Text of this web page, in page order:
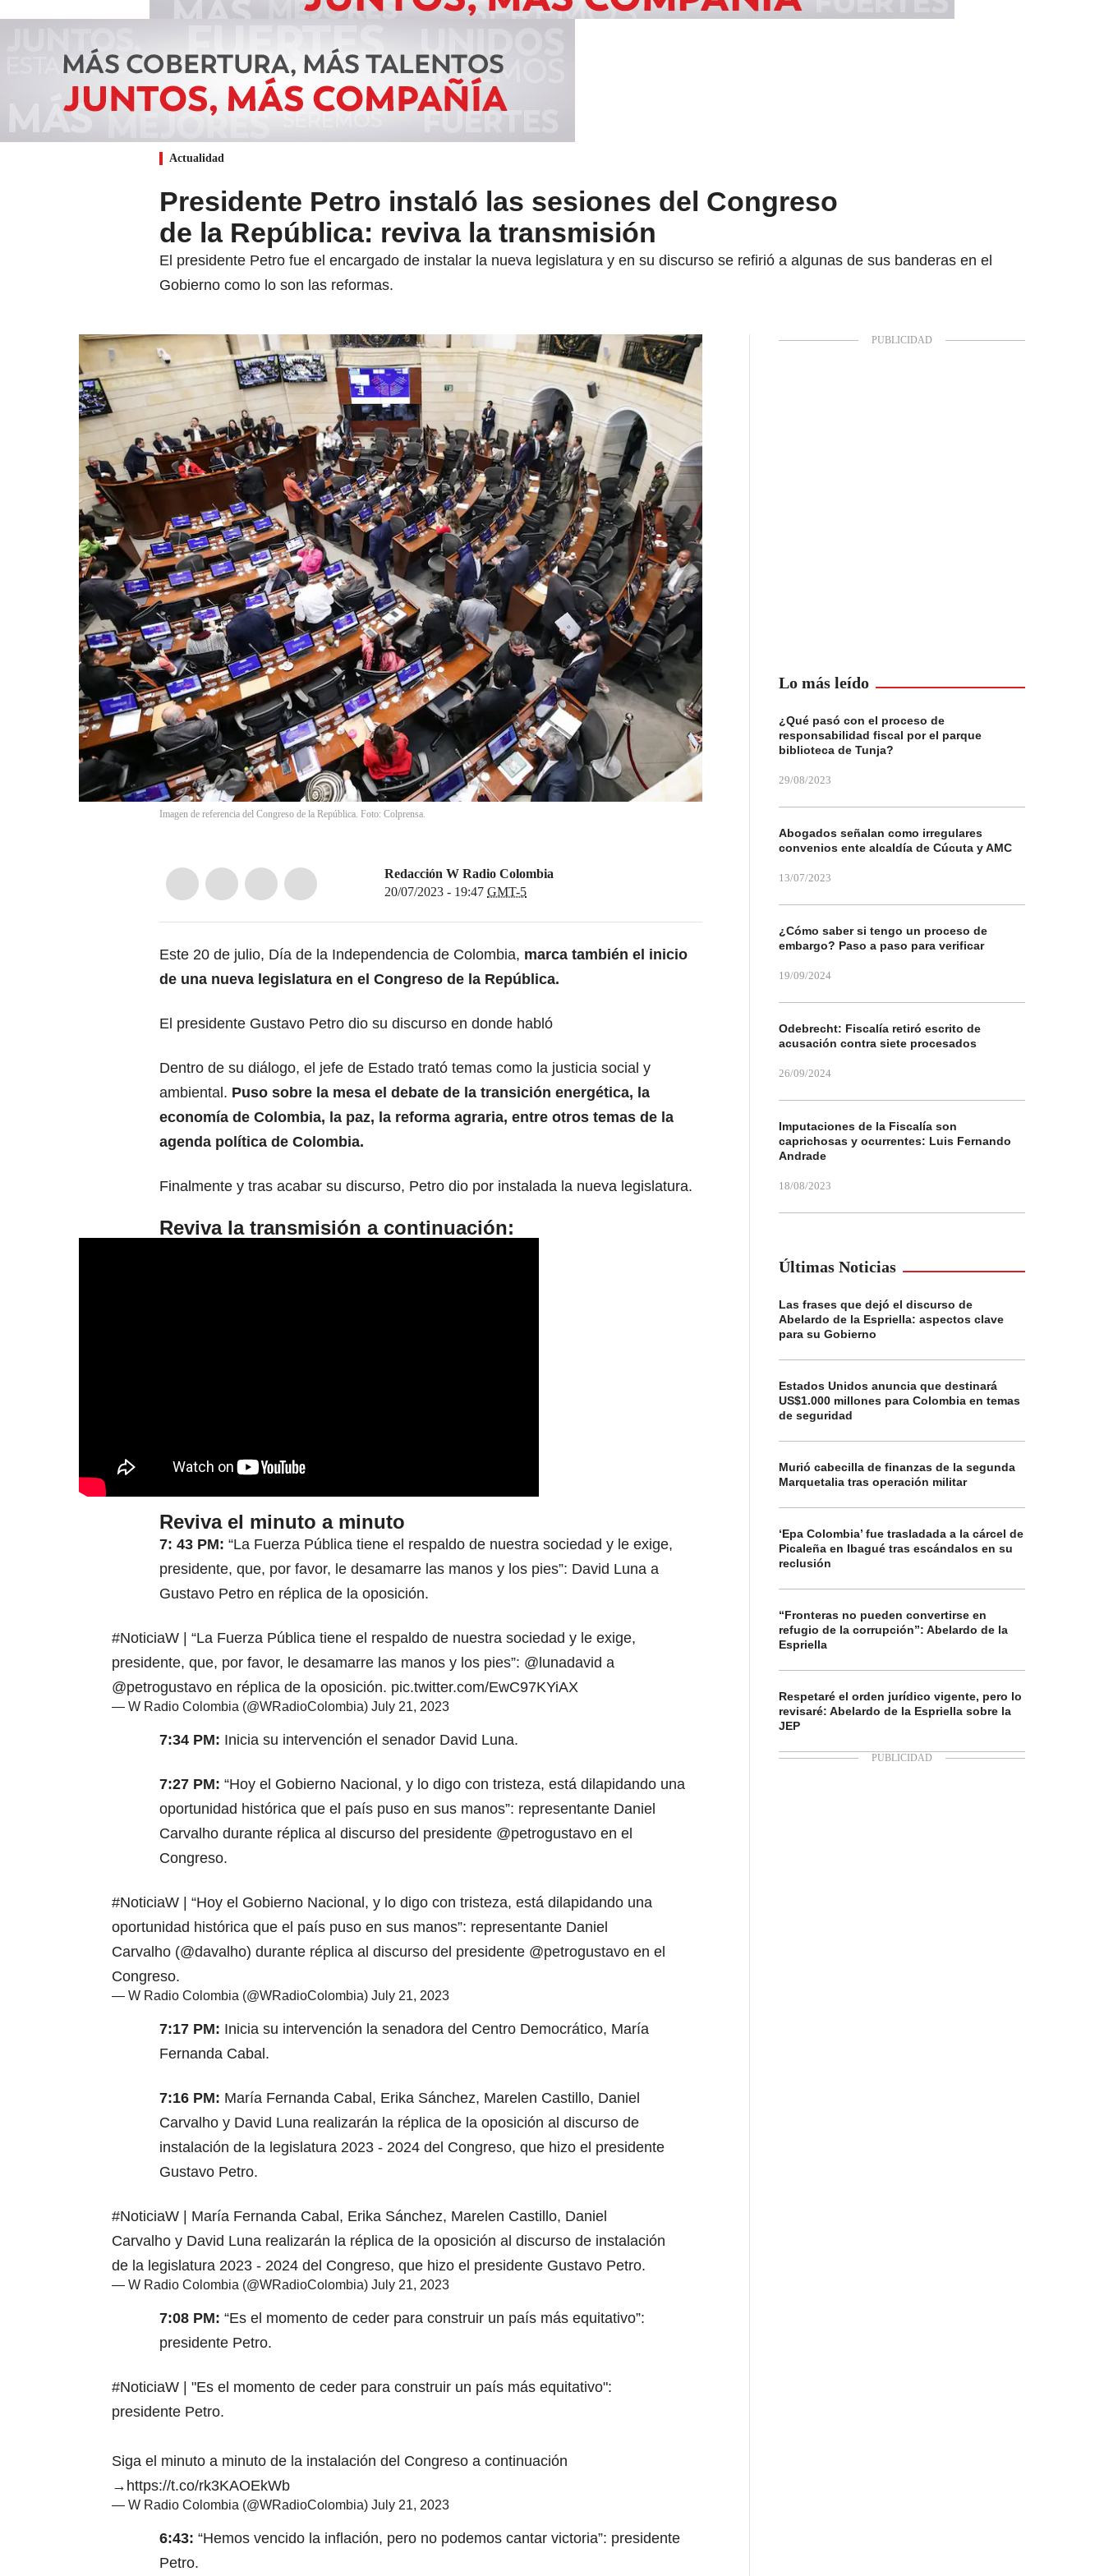
Actualidad
Presidente Petro instaló las sesiones del Congreso
de la República: reviva la transmisión
El presidente Petro fue el encargado de instalar la nueva legislatura y en su discurso se refirió a algunas de sus banderas en el
Gobierno como lo son las reformas.
Imagen de referencia del Congreso de la República. Foto: Colprensa.
Redacción W Radio Colombia
20/07/2023 - 19:47 GMT-5
Este 20 de julio, Día de la Independencia de Colombia, marca también el inicio
de una nueva legislatura en el Congreso de la República.
El presidente Gustavo Petro dio su discurso en donde habló
Dentro de su diálogo, el jefe de Estado trató temas como la justicia social y
ambiental. Puso sobre la mesa el debate de la transición energética, la
economía de Colombia, la paz, la reforma agraria, entre otros temas de la
agenda política de Colombia.
Finalmente y tras acabar su discurso, Petro dio por instalada la nueva legislatura.
Reviva la transmisión a continuación:
Reviva el minuto a minuto
7: 43 PM: “La Fuerza Pública tiene el respaldo de nuestra sociedad y le exige,
presidente, que, por favor, le desamarre las manos y los pies”: David Luna a
Gustavo Petro en réplica de la oposición.
#NoticiaW | “La Fuerza Pública tiene el respaldo de nuestra sociedad y le exige,
presidente, que, por favor, le desamarre las manos y los pies”: @lunadavid a
@petrogustavo en réplica de la oposición. pic.twitter.com/EwC97KYiAX
— W Radio Colombia (@WRadioColombia) July 21, 2023
7:34 PM: Inicia su intervención el senador David Luna.
7:27 PM: “Hoy el Gobierno Nacional, y lo digo con tristeza, está dilapidando una
oportunidad histórica que el país puso en sus manos”: representante Daniel
Carvalho durante réplica al discurso del presidente @petrogustavo en el
Congreso.
#NoticiaW | “Hoy el Gobierno Nacional, y lo digo con tristeza, está dilapidando una
oportunidad histórica que el país puso en sus manos”: representante Daniel
Carvalho (@davalho) durante réplica al discurso del presidente @petrogustavo en el
Congreso.
— W Radio Colombia (@WRadioColombia) July 21, 2023
7:17 PM: Inicia su intervención la senadora del Centro Democrático, María
Fernanda Cabal.
7:16 PM: María Fernanda Cabal, Erika Sánchez, Marelen Castillo, Daniel
Carvalho y David Luna realizarán la réplica de la oposición al discurso de
instalación de la legislatura 2023 - 2024 del Congreso, que hizo el presidente
Gustavo Petro.
#NoticiaW | María Fernanda Cabal, Erika Sánchez, Marelen Castillo, Daniel
Carvalho y David Luna realizarán la réplica de la oposición al discurso de instalación
de la legislatura 2023 - 2024 del Congreso, que hizo el presidente Gustavo Petro.
— W Radio Colombia (@WRadioColombia) July 21, 2023
7:08 PM: “Es el momento de ceder para construir un país más equitativo”:
presidente Petro.
#NoticiaW | "Es el momento de ceder para construir un país más equitativo":
presidente Petro.
Siga el minuto a minuto de la instalación del Congreso a continuación
→ https://t.co/rk3KAOEkWb
— W Radio Colombia (@WRadioColombia) July 21, 2023
6:43: “Hemos vencido la inflación, pero no podemos cantar victoria”: presidente
Petro.
Lo más leído
¿Qué pasó con el proceso de
responsabilidad fiscal por el parque
biblioteca de Tunja?
29/08/2023
Abogados señalan como irregulares
convenios ente alcaldía de Cúcuta y AMC
13/07/2023
¿Cómo saber si tengo un proceso de
embargo? Paso a paso para verificar
19/09/2024
Odebrecht: Fiscalía retiró escrito de
acusación contra siete procesados
26/09/2024
Imputaciones de la Fiscalía son
caprichosas y ocurrentes: Luis Fernando
Andrade
18/08/2023
Últimas Noticias
Las frases que dejó el discurso de
Abelardo de la Espriella: aspectos clave
para su Gobierno
Estados Unidos anuncia que destinará
US$1.000 millones para Colombia en temas
de seguridad
Murió cabecilla de finanzas de la segunda
Marquetalia tras operación militar
‘Epa Colombia’ fue trasladada a la cárcel de
Picaleña en Ibagué tras escándalos en su
reclusión
“Fronteras no pueden convertirse en
refugio de la corrupción”: Abelardo de la
Espriella
Respetaré el orden jurídico vigente, pero lo
revisaré: Abelardo de la Espriella sobre la
JEP